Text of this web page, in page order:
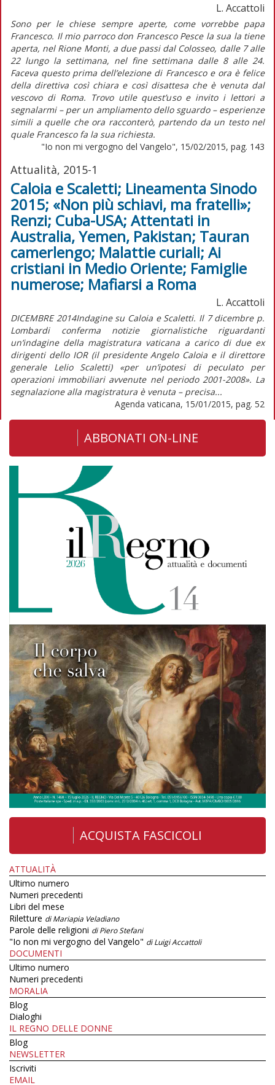
L. Accattoli
Sono per le chiese sempre aperte, come vorrebbe papa
Francesco. Il mio parroco don Francesco Pesce la sua la tiene
aperta, nel Rione Monti, a due passi dal Colosseo, dalle 7 alle
22 lungo la settimana, nel fine settimana dalle 8 alle 24.
Faceva questo prima dell’elezione di Francesco e ora è felice
della direttiva così chiara e così disattesa che è venuta dal
vescovo di Roma. Trovo utile quest’uso e invito i lettori a
segnalarmi – per un ampliamento dello sguardo – esperienze
simili a quelle che ora racconterò, partendo da un testo nel
quale Francesco fa la sua richiesta.
"Io non mi vergogno del Vangelo", 15/02/2015, pag. 143
Attualità, 2015-1
Caloia e Scaletti; Lineamenta Sinodo
2015; «Non più schiavi, ma fratelli»;
Renzi; Cuba-USA; Attentati in
Australia, Yemen, Pakistan; Tauran
camerlengo; Malattie curiali; Ai
cristiani in Medio Oriente; Famiglie
numerose; Mafiarsi a Roma
L. Accattoli
DICEMBRE 2014Indagine su Caloia e Scaletti. Il 7 dicembre p.
Lombardi conferma notizie giornalistiche riguardanti
un’indagine della magistratura vaticana a carico di due ex
dirigenti dello IOR (il presidente Angelo Caloia e il direttore
generale Lelio Scaletti) «per un’ipotesi di peculato per
operazioni immobiliari avvenute nel periodo 2001-2008». La
segnalazione alla magistratura è venuta – precisa...
Agenda vaticana, 15/01/2015, pag. 52
ABBONATI ON-LINE
ACQUISTA FASCICOLI
ATTUALITÀ
Ultimo numero
Numeri precedenti
Libri del mese
Riletture di Mariapia Veladiano
Parole delle religioni di Piero Stefani
"Io non mi vergogno del Vangelo" di Luigi Accattoli
DOCUMENTI
Ultimo numero
Numeri precedenti
MORALIA
Blog
Dialoghi
IL REGNO DELLE DONNE
Blog
NEWSLETTER
Iscriviti
EMAIL